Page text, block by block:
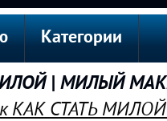
Категории
| МИЛЫЙ
КАК СТАТЬ